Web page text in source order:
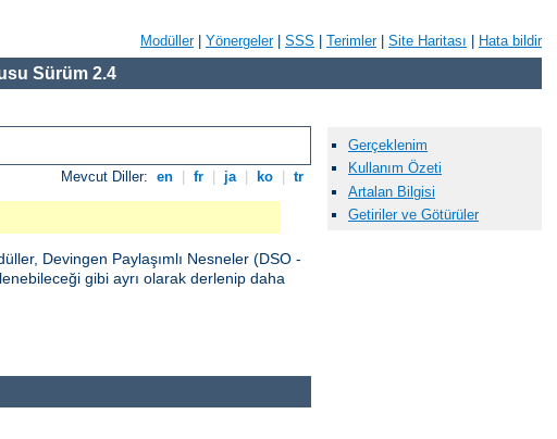
Modüller| Yönergeler| SSS Terimler| Site Haritası Hata bildir
Sürüm 2.4
Mevcut Diller: en fr ja ko tr
Devingen Paylaşımlı Nesneler (DSO -
gibi ayrı olarak derlenip daha
Gerçeklenim
Kullanım Özeti
Artalan Bilgisi
Getiriler ve Götürüler